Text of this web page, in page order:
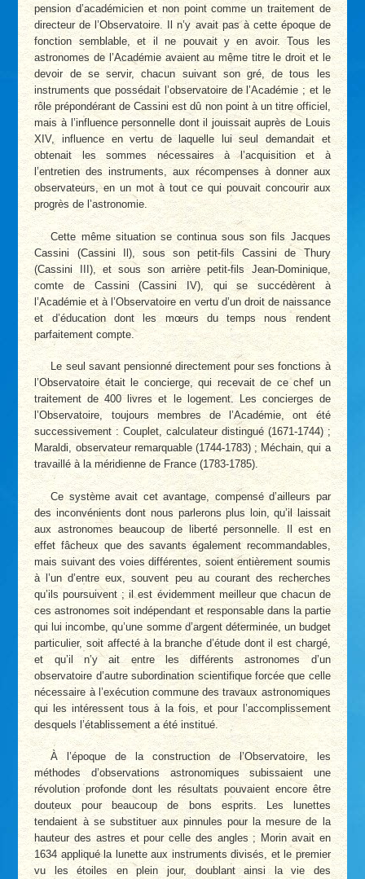
pension d’académicien et non point comme un traitement de
directeur de l’Observatoire. Il n’y avait pas à cette époque de
fonction semblable, et il ne pouvait y en avoir. Tous les
astronomes de l’Académie avaient au même titre le droit et le
devoir de se servir, chacun suivant son gré, de tous les
instruments que possédait l’observatoire de l’Académie ; et le
rôle prépondérant de Cassini est dû non point à un titre officiel,
mais à l’influence personnelle dont il jouissait auprès de Louis
XIV, influence en vertu de laquelle lui seul demandait et
obtenait les sommes nécessaires à l’acquisition et à
l’entretien des instruments, aux récompenses à donner aux
observateurs, en un mot à tout ce qui pouvait concourir aux
progrès de l’astronomie.
Cette même situation se continua sous son fils Jacques
Cassini (Cassini Il), sous son petit-fils Cassini de Thury
(Cassini III), et sous son arrière petit-fils Jean-Dominique,
comte de Cassini (Cassini IV), qui se succédèrent à
l’Académie et à l’Observatoire en vertu d’un droit de naissance
et d’éducation dont les mœurs du temps nous rendent
parfaitement compte.
Le seul savant pensionné directement pour ses fonctions à
l’Observatoire était le concierge, qui recevait de ce chef un
traitement de 400 livres et le logement. Les concierges de
l’Observatoire, toujours membres de l’Académie, ont été
successivement : Couplet, calculateur distingué (1671-1744) ;
Maraldi, observateur remarquable (1744-1783) ; Méchain, qui a
travaillé à la méridienne de France (1783-1785).
Ce système avait cet avantage, compensé d’ailleurs par
des inconvénients dont nous parlerons plus loin, qu’il laissait
aux astronomes beaucoup de liberté personnelle. Il est en
effet fâcheux que des savants également recommandables,
mais suivant des voies différentes, soient entièrement soumis
à l’un d’entre eux, souvent peu au courant des recherches
qu’ils poursuivent ; il est évidemment meilleur que chacun de
ces astronomes soit indépendant et responsable dans la partie
qui lui incombe, qu’une somme d’argent déterminée, un budget
particulier, soit affecté à la branche d’étude dont il est chargé,
et qu’il n’y ait entre les différents astronomes d’un
observatoire d’autre subordination scientifique forcée que celle
nécessaire à l’exécution commune des travaux astronomiques
qui les intéressent tous à la fois, et pour l’accomplissement
desquels l’établissement a été institué.
À l’époque de la construction de l’Observatoire, les
méthodes d’observations astronomiques subissaient une
révolution profonde dont les résultats pouvaient encore être
douteux pour beaucoup de bons esprits. Les lunettes
tendaient à se substituer aux pinnules pour la mesure de la
hauteur des astres et pour celle des angles ; Morin avait en
1634 appliqué la lunette aux instruments divisés, et le premier
vu les étoiles en plein jour, doublant ainsi la vie des